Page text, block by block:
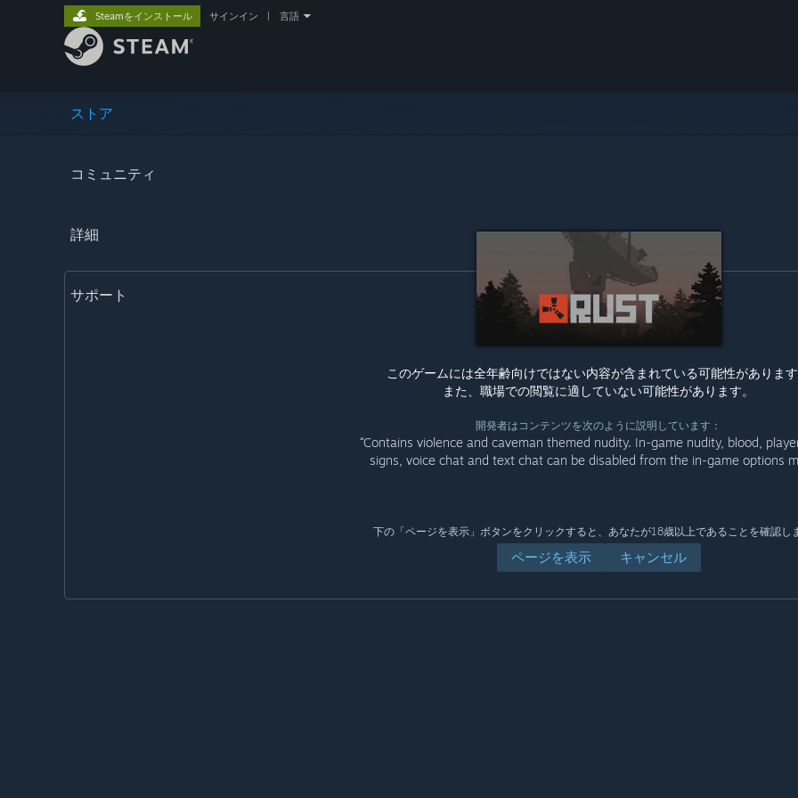
ストア
コミュニティ
詳細
サポート
Steamをインストール サインイン 言語
このゲームには全年齢向けではない内容が含まれている可能性がありま
また、職場での閲覧に適していない可能性があります。
開発者はコンテンツを次のように説明しています：
“Contains violence and caveman themed nudity. In-game nudity, blood,
signs, voice chat and text chat can be disabled from the in-game options
下の「ページを表示」ボタンをクリックすると、あなたが18歳以上であることを確認し
ページを表示 キャンセル